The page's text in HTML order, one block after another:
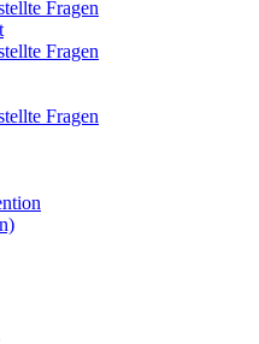
Fragen
Fragen
Fragen